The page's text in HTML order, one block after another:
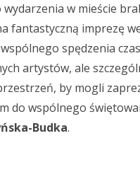
w mieście
fantastyczną imprezę
spędzenia
artystów, ale
by mogli
do wspólnego
Budka.